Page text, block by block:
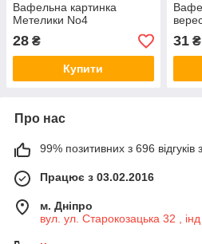
Вафельна картинка
Метелики No4
28 ₴
Купити
31₴
Про нас
99% позитивних з 696 відгуків
Працює з 03.02.2016
м. Дніпро
вул. ул. Старокозацька 32 ,